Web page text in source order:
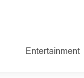
Entertainment